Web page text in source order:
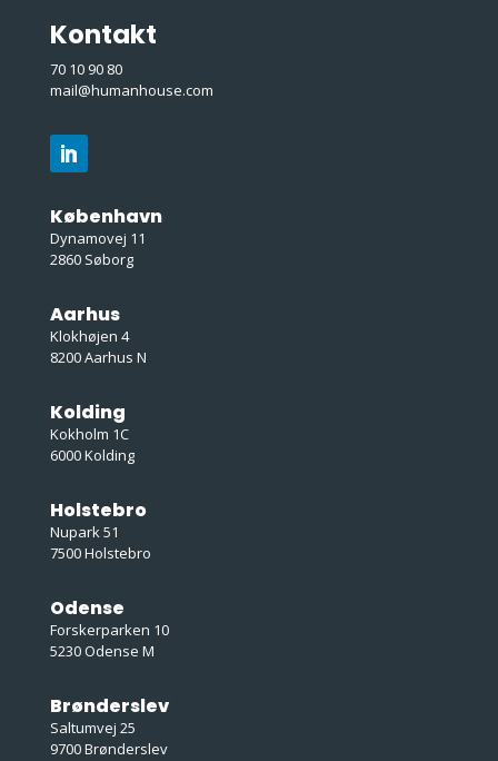
Kontakt
70 10 90 80
mail@humanhouse.com
København
Dynamovej 11
2860 Søborg
Aarhus
Klokhøjen 4
8200 Aarhus N
Kolding
Kokholm 1C
6000 Kolding
Holstebro
Nupark 51
7500 Holstebro
Odense
Forskerparken 10
5230 Odense M
Brønderslev
Saltumvej 25
9700 Brønderslev